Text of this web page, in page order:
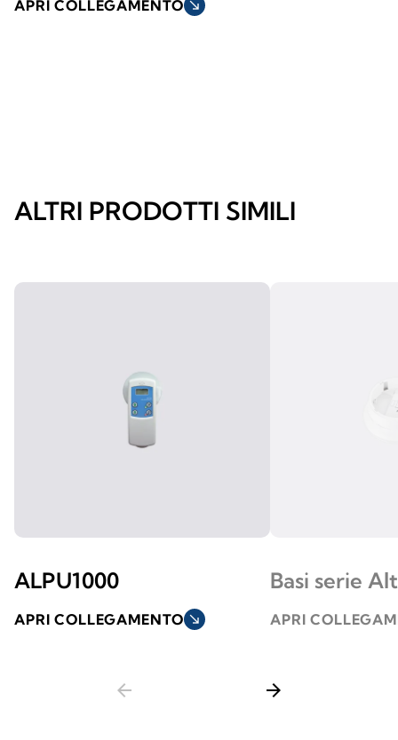
APRI COLLEGAMENTO south_east
ALTRI PRODOTTI SIMILI
ALPU1000
APRI COLLEGAMENTO south_east
Basi serie
APRI
arrow_back arrow_forward